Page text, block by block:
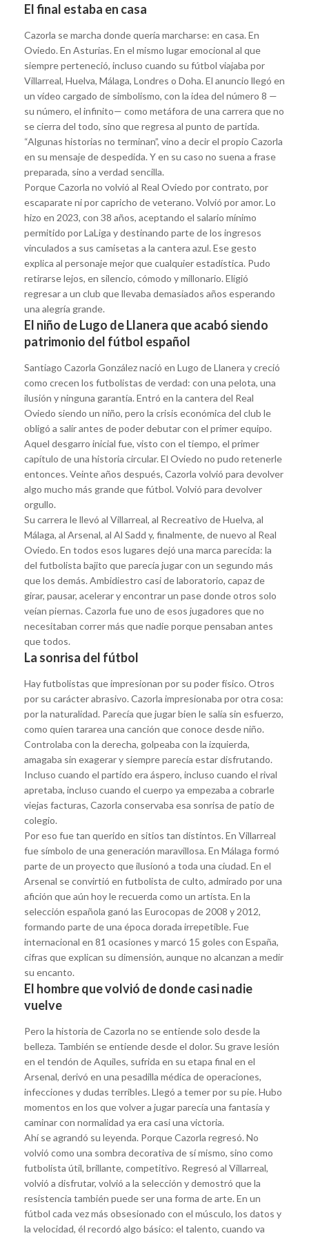
El final estaba en casa
Cazorla se marcha donde quería marcharse: en casa. En
Oviedo. En Asturias. En el mismo lugar emocional al que
siempre perteneció, incluso cuando su fútbol viajaba por
Villarreal, Huelva, Málaga, Londres o Doha. El anuncio llegó en
un vídeo cargado de simbolismo, con la idea del número 8 —
su número, el infinito— como metáfora de una carrera que no
se cierra del todo, sino que regresa al punto de partida.
“Algunas historias no terminan”, vino a decir el propio Cazorla
en su mensaje de despedida. Y en su caso no suena a frase
preparada, sino a verdad sencilla.
Porque Cazorla no volvió al Real Oviedo por contrato, por
escaparate ni por capricho de veterano. Volvió por amor. Lo
hizo en 2023, con 38 años, aceptando el salario mínimo
permitido por LaLiga y destinando parte de los ingresos
vinculados a sus camisetas a la cantera azul. Ese gesto
explica al personaje mejor que cualquier estadística. Pudo
retirarse lejos, en silencio, cómodo y millonario. Eligió
regresar a un club que llevaba demasiados años esperando
una alegría grande.
El niño de Lugo de Llanera que acabó siendo
patrimonio del fútbol español
Santiago Cazorla González nació en Lugo de Llanera y creció
como crecen los futbolistas de verdad: con una pelota, una
ilusión y ninguna garantía. Entró en la cantera del Real
Oviedo siendo un niño, pero la crisis económica del club le
obligó a salir antes de poder debutar con el primer equipo.
Aquel desgarro inicial fue, visto con el tiempo, el primer
capítulo de una historia circular. El Oviedo no pudo retenerle
entonces. Veinte años después, Cazorla volvió para devolver
algo mucho más grande que fútbol. Volvió para devolver
orgullo.
Su carrera le llevó al Villarreal, al Recreativo de Huelva, al
Málaga, al Arsenal, al Al Sadd y, finalmente, de nuevo al Real
Oviedo. En todos esos lugares dejó una marca parecida: la
del futbolista bajito que parecía jugar con un segundo más
que los demás. Ambidiestro casi de laboratorio, capaz de
girar, pausar, acelerar y encontrar un pase donde otros solo
veían piernas. Cazorla fue uno de esos jugadores que no
necesitaban correr más que nadie porque pensaban antes
que todos.
La sonrisa del fútbol
Hay futbolistas que impresionan por su poder físico. Otros
por su carácter abrasivo. Cazorla impresionaba por otra cosa:
por la naturalidad. Parecía que jugar bien le salía sin esfuerzo,
como quien tararea una canción que conoce desde niño.
Controlaba con la derecha, golpeaba con la izquierda,
amagaba sin exagerar y siempre parecía estar disfrutando.
Incluso cuando el partido era áspero, incluso cuando el rival
apretaba, incluso cuando el cuerpo ya empezaba a cobrarle
viejas facturas, Cazorla conservaba esa sonrisa de patio de
colegio.
Por eso fue tan querido en sitios tan distintos. En Villarreal
fue símbolo de una generación maravillosa. En Málaga formó
parte de un proyecto que ilusionó a toda una ciudad. En el
Arsenal se convirtió en futbolista de culto, admirado por una
afición que aún hoy le recuerda como un artista. En la
selección española ganó las Eurocopas de 2008 y 2012,
formando parte de una época dorada irrepetible. Fue
internacional en 81 ocasiones y marcó 15 goles con España,
cifras que explican su dimensión, aunque no alcanzan a medir
su encanto.
El hombre que volvió de donde casi nadie
vuelve
Pero la historia de Cazorla no se entiende solo desde la
belleza. También se entiende desde el dolor. Su grave lesión
en el tendón de Aquiles, sufrida en su etapa final en el
Arsenal, derivó en una pesadilla médica de operaciones,
infecciones y dudas terribles. Llegó a temer por su pie. Hubo
momentos en los que volver a jugar parecía una fantasía y
caminar con normalidad ya era casi una victoria.
Ahí se agrandó su leyenda. Porque Cazorla regresó. No
volvió como una sombra decorativa de sí mismo, sino como
futbolista útil, brillante, competitivo. Regresó al Villarreal,
volvió a disfrutar, volvió a la selección y demostró que la
resistencia también puede ser una forma de arte. En un
fútbol cada vez más obsesionado con el músculo, los datos y
la velocidad, él recordó algo básico: el talento, cuando va